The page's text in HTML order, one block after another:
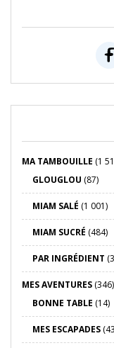
MA TAMBOUILLE (1
GLOUGLOU (87)
MIAM SALÉ (1 001)
MIAM SUCRÉ (484)
PAR INGRÉDIENT
MES AVENTURES (346)
BONNE TABLE (14)
MES ESCAPADES